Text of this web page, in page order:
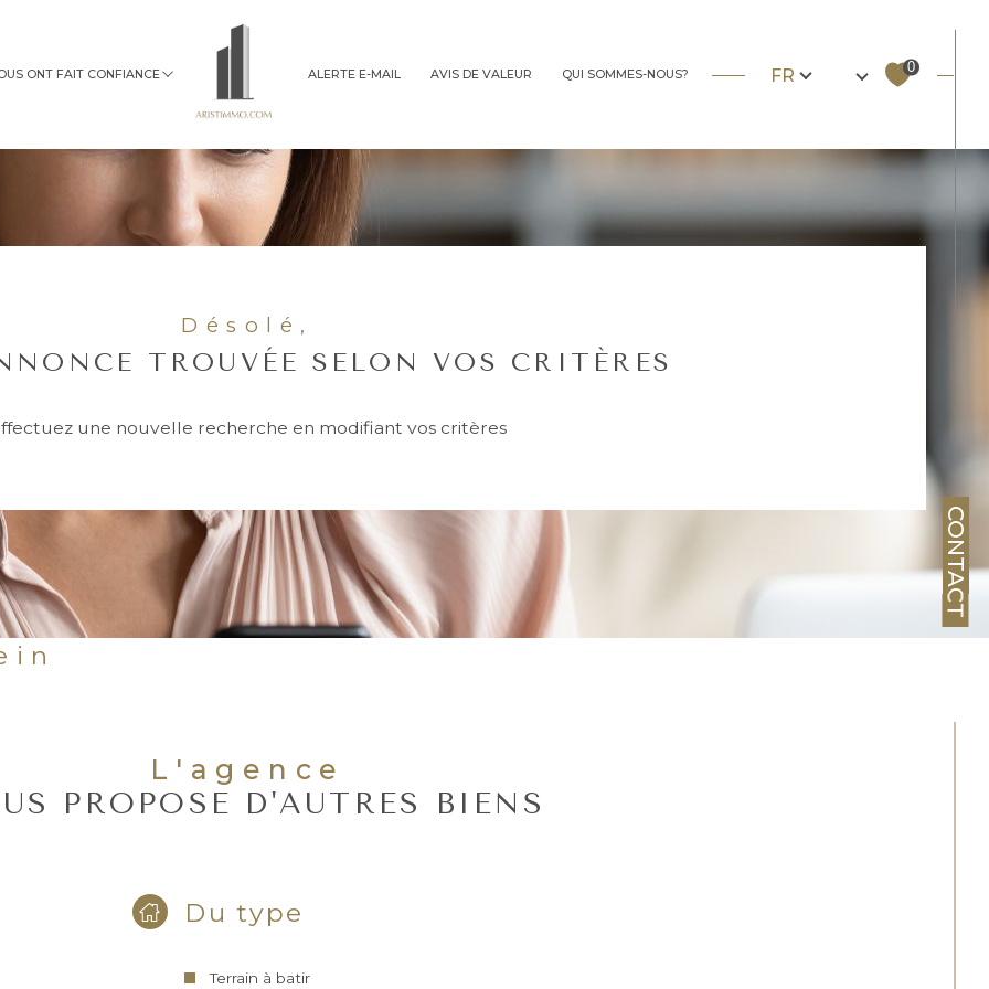
ONT FAIT CONFIANCE ALERTE E-MAIL AVIS DE VALEUR QUI SOMMES-NOUS? Langue
FR 0
CONTACT
Désolé,
TROUVÉE SELON VOS CRITÈRES
une nouvelle recherche en modifiant vos critères
L'agence
PROPOSE D'AUTRES BIENS
Du type
Terrain à batir